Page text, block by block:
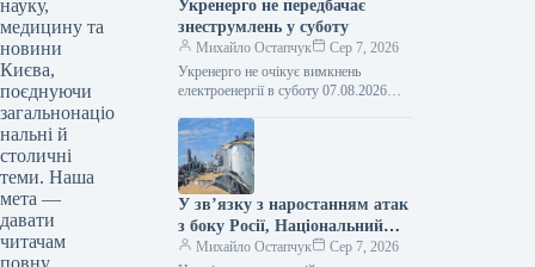
науку,
медицину та
новини
Києва,
поєднуючи
загальнонаціо
нальні й
столичні
теми. Наша
мета —
давати
читачам
Укренерго не передбачає
знеструмлень у суботу
Михайло Остапчук
Сер 7, 2026
Укренерго не очікує вимкнень
електроенергії в суботу 07.08.2026
на території України не передбачається
запровадження…
У зв’язку з наростанням атак
з боку Росії, Національний
банк прийняв заходи для
Михайло Остапчук
Сер 7, 2026